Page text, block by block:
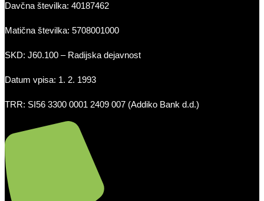
Davčna številka: 40187462
Matična številka: 5708001000
SKD: J60.100 – Radijska dejavnost
Datum vpisa: 1. 2. 1993
TRR: SI56 3300 0001 2409 007 (Addiko Bank d.d.)